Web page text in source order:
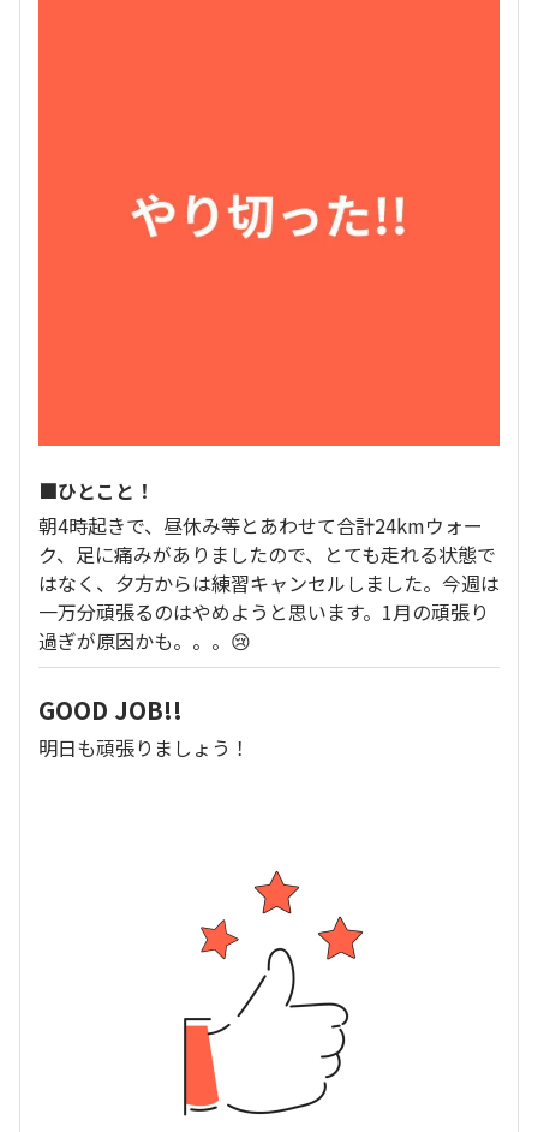
■ひとこと！
朝4時起きで、昼休み等とあわせて合計24kmウォー
ク、足に痛みがありましたので、とても走れる状態で
はなく、夕方からは練習キャンセルしました。今週は
一万分頑張るのはやめようと思います。1月の頑張り
過ぎが原因かも。。。😢
GOOD JOB!!
明日も頑張りましょう！